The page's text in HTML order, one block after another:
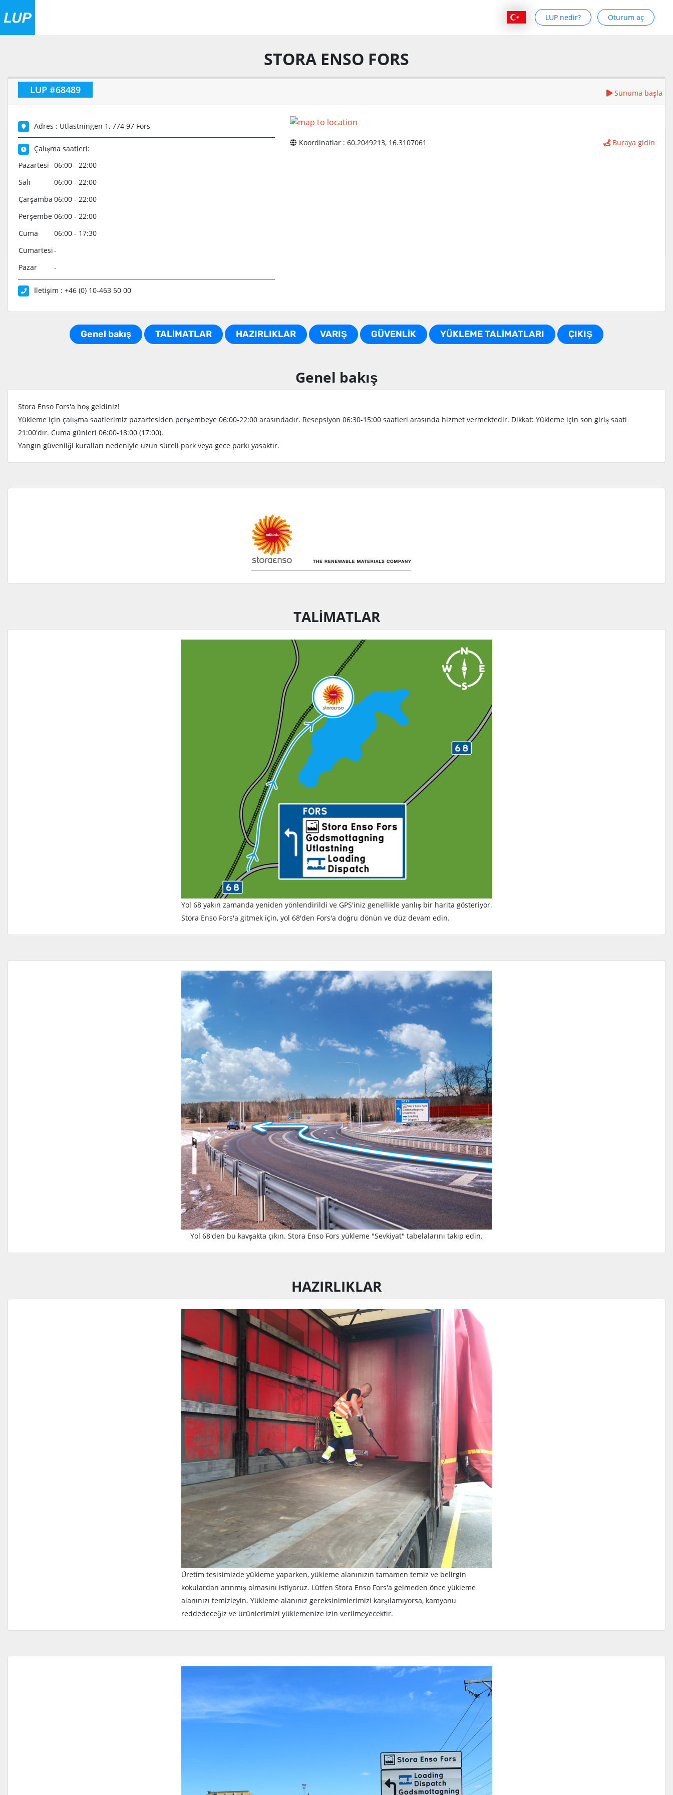
LUP nedir? Oturum aç
STORA ENSO FORS
LUP #68489 Sunuma başla
Adres : Utlastningen 1, 774 97 Fors
Çalışma saatleri:
Pazartesi 06:00 - 22:00
Salı
06:00 - 22:00
Çarşamba 06:00 - 22:00
Perşembe 06:00 - 22:00
Cuma
06:00 - 17:30
Cumartesi-
Pazar
-
İletişim : +46 (0) 10-463 50 00
Koordinatlar : 60.2049213, 16.3107061 Buraya gidin
Genel bakış TALİMATLAR HAZIRLIKLAR VARIŞ GÜVENLİK YÜKLEME TALİMATLARI ÇIKIŞ
Genel bakış
Stora Enso Fors'a hoş geldiniz!
Yükleme için çalışma saatlerimiz pazartesiden perşembeye 06:00-22:00 arasındadır. Resepsiyon 06:30-15:00 saatleri arasında hizmet vermektedir. Dikkat: Yükleme için son giriş saati
21:00'dır. Cuma günleri 06:00-18:00 (17:00).
Yangın güvenliği kuralları nedeniyle uzun süreli park veya gece parkı yasaktır.
TALİMATLAR
Yol 68 yakın zamanda yeniden yönlendirildi ve GPS'iniz genellikle yanlış bir harita gösteriyor.
Stora Enso Fors'a gitmek için, yol 68'den Fors'a doğru dönün ve düz devam edin.
Yol 68'den bu kavşakta çıkın. Stora Enso Fors yükleme "Sevkiyat" tabelalarını takip edin.
HAZIRLIKLAR
Üretim tesisimizde yükleme yaparken, yükleme alanınızın tamamen temiz ve belirgin
kokulardan arınmış olmasını istiyoruz. Lütfen Stora Enso Fors'a gelmeden önce yükleme
alanınızı temizleyin. Yükleme alanınız gereksinimlerimizi karşılamıyorsa, kamyonu
reddedeceğiz ve ürünlerimizi yüklemenize izin verilmeyecektir.